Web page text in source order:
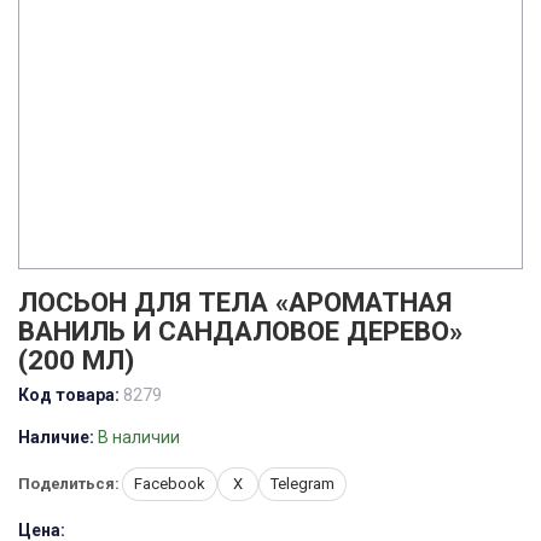
ЛОСЬОН ДЛЯ ТЕЛА «АРОМАТНАЯ
ВАНИЛЬ И САНДАЛОВОЕ ДЕРЕВО»
(200 МЛ)
Код товара: 8279
Наличие: В наличии
Поделиться: Facebook X Telegram
Цена: